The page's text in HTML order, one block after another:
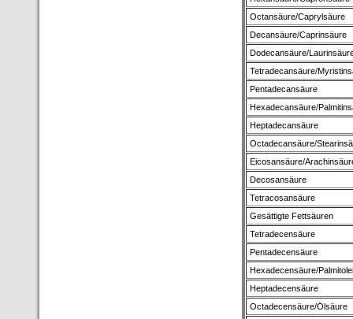
Octansäure/Caprylsäure
Decansäure/Caprinsäure
Dodecansäure/
Tetradecansäure/
Pentadecansäure
Hexadecansäure/
Heptadecansäure
Octadecansäure/
Eicosansäure/
Decosansäure
Tetracosansäure
Gesättigte Fettsäuren
Tetradecensäure
Pentadecensäure
Hexadecensäure/
Heptadecensäure
Octadecensäure/Ölsäure